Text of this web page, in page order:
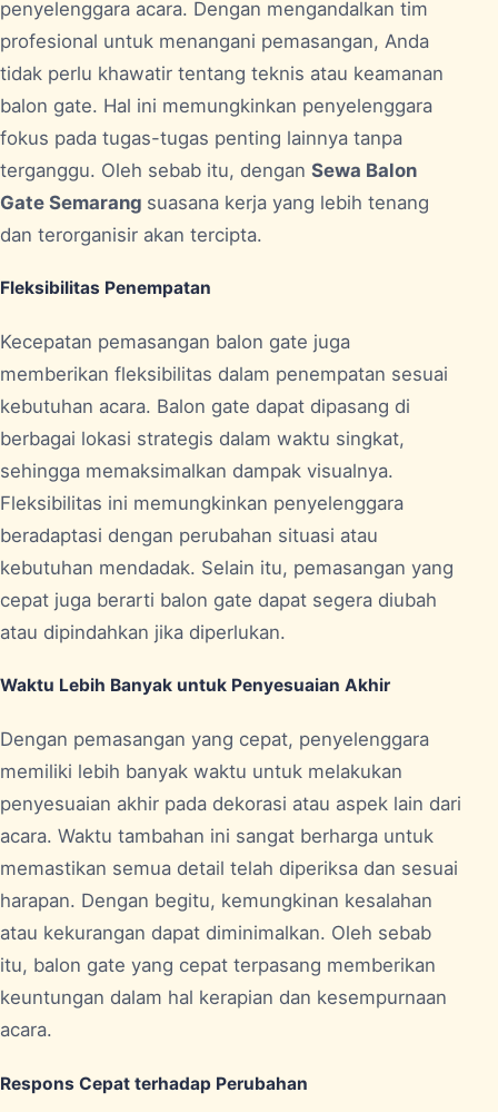
penyelenggara acara. Dengan mengandalkan tim
profesional untuk menangani pemasangan, Anda
tidak perlu khawatir tentang teknis atau keamanan
balon gate. Hal ini memungkinkan penyelenggara
fokus pada tugas-tugas penting lainnya tanpa
terganggu. Oleh sebab itu, dengan Sewa Balon
Gate Semarang suasana kerja yang lebih tenang
dan terorganisir akan tercipta.
Fleksibilitas Penempatan
Kecepatan pemasangan balon gate juga
memberikan fleksibilitas dalam penempatan sesuai
kebutuhan acara. Balon gate dapat dipasang di
berbagai lokasi strategis dalam waktu singkat,
sehingga memaksimalkan dampak visualnya.
Fleksibilitas ini memungkinkan penyelenggara
beradaptasi dengan perubahan situasi atau
kebutuhan mendadak. Selain itu, pemasangan yang
cepat juga berarti balon gate dapat segera diubah
atau dipindahkan jika diperlukan.
Waktu Lebih Banyak untuk Penyesuaian Akhir
Dengan pemasangan yang cepat, penyelenggara
memiliki lebih banyak waktu untuk melakukan
penyesuaian akhir pada dekorasi atau aspek lain dari
acara. Waktu tambahan ini sangat berharga untuk
memastikan semua detail telah diperiksa dan sesuai
harapan. Dengan begitu, kemungkinan kesalahan
atau kekurangan dapat diminimalkan. Oleh sebab
itu, balon gate yang cepat terpasang memberikan
keuntungan dalam hal kerapian dan kesempurnaan
acara.
Respons Cepat terhadap Perubahan